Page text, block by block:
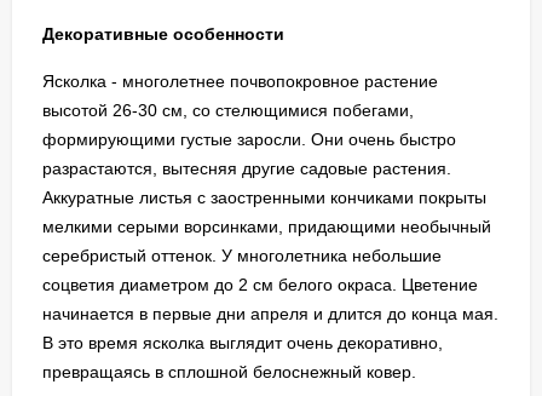
Декоративные особенности
Ясколка - многолетнее почвопокровное растение
высотой 26-30 см, со стелющимися побегами,
формирующими густые заросли. Они очень быстро
разрастаются, вытесняя другие садовые растения.
Аккуратные листья с заостренными кончиками покрыты
мелкими серыми ворсинками, придающими необычный
серебристый оттенок. У многолетника небольшие
соцветия диаметром до 2 см белого окраса. Цветение
начинается в первые дни апреля и длится до конца мая.
В это время ясколка выглядит очень декоративно,
превращаясь в сплошной белоснежный ковер.